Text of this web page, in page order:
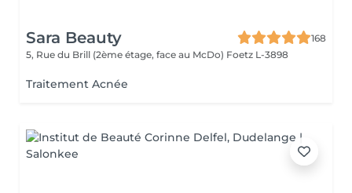
Sara Beauty
168
5, Rue du Brill (2ème étage, face au McDo) Foetz L-3898
Traitement Acnée